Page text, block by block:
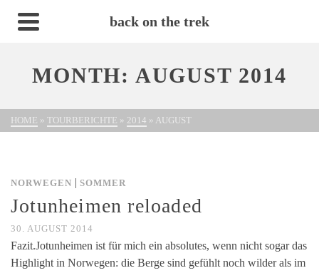
back on the trek
MONTH: AUGUST 2014
HOME » TOURBERICHTE » 2014 » AUGUST
NORWEGEN | SOMMER
Jotunheimen reloaded
30. AUGUST 2014
Fazit.Jotunheimen ist für mich ein absolutes, wenn nicht sogar das
Highlight in Norwegen: die Berge sind gefühlt noch wilder als im